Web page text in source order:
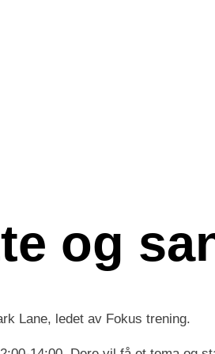
og
Lane, ledet av Fokus trening.